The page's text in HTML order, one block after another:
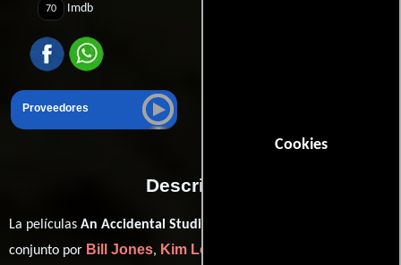
Cookies
70 Imdb
Proveedores
Descripción
La películas An Accidental Studio
conjunto por Bill Jones, Kim Leggatt